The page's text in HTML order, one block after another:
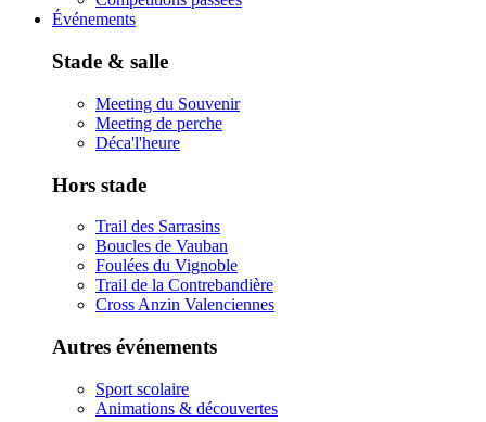
Événements
Stade & salle
Meeting du Souvenir
Meeting de perche
Déca'l'heure
Hors stade
Trail des Sarrasins
Boucles de Vauban
Foulées du Vignoble
Trail de la Contrebandière
Cross Anzin Valenciennes
Autres événements
Sport scolaire
Animations & découvertes